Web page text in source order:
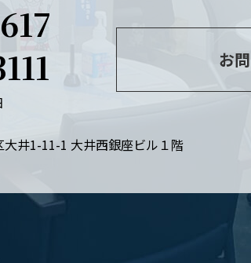
お
大井1-11-1 大井西銀座ビル１階